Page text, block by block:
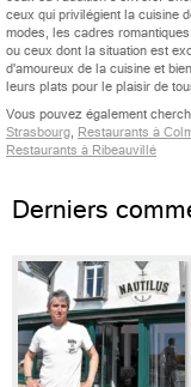
ceux qui privilégient la cuisine
modes, les cadres
ou ceux dont la situation est
d'amoureux de la cuisine et
leurs plats pour le plaisir de
Vous pouvez également
Strasbourg, Restaurants à
Restaurants à Ribeauvillé
Derniers